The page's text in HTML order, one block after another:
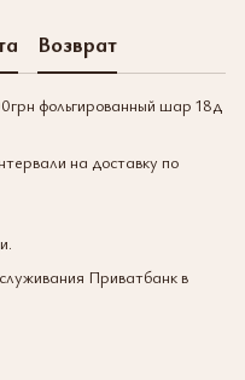
Возврат
фольгированный шар 18д
на доставку по
Приватбанк в